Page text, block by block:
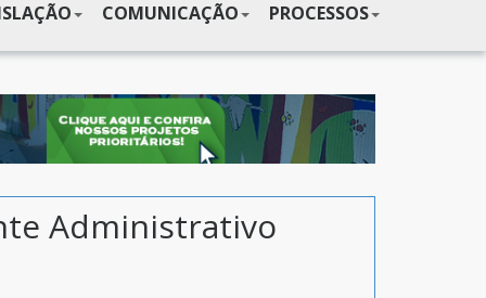
COMUNICAÇÃO PROCESSOS
Administrativo